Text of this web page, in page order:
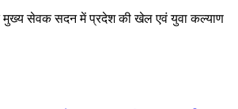
मुख्य सेवक सदन में प्रदेश की खेल एवं युवा कल्याण